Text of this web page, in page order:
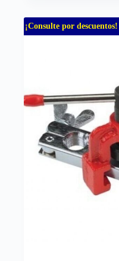
¡Consulte por descuentos!